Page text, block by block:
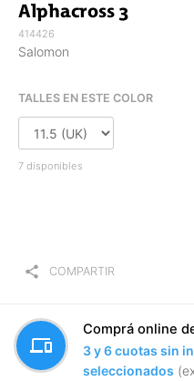
Alphacross 3
414426
Salomon
TALLES EN ESTE COLOR
7 disponibles
share COMPARTIR
devices
Comprá online
3 y 6 cuotas sin
seleccionados